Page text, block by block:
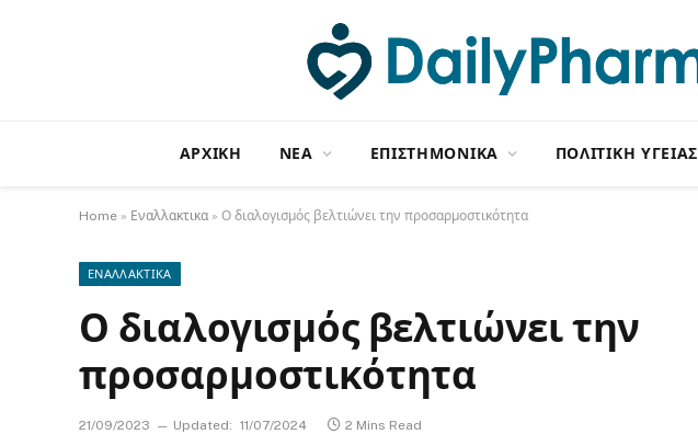
ΑΡΧΙΚΗ NΕΑ ΕΠΙΣΤΗΜΟΝΙΚΑ ΠΟΛΙΤΙΚΗ ΥΓΕΙΑΣ
Home » Εναλλακτικα » Ο διαλογισμός βελτιώνει την προσαρμοστικότητα
ΕΝΑΛΛΑΚΤΙΚΑ
Ο διαλογισμός βελτιώνει την
προσαρμοστικότητα
21/09/2023 Updated: 11/07/2024 2 Mins Read